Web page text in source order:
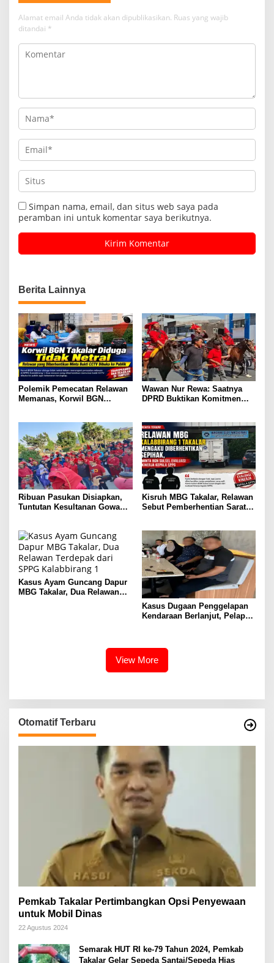
Alamat email Anda tidak akan dipublikasikan. Ruas yang wajib
ditandai *
Simpan nama, email, dan situs web saya pada
peramban ini untuk komentar saya berikutnya.
Berita Lainnya
Polemik Pemecatan Relawan
Memanas, Korwil BGN
Wawan Nur Rewa: Saatnya
DPRD Buktikan Komitmen
Ribuan Pasukan Disiapkan,
Tuntutan Kesultanan Gowa
Kisruh MBG Takalar, Relawan
Sebut Pemberhentian Sarat
Kasus Ayam Guncang Dapur
MBG Takalar, Dua Relawan
Kasus Dugaan Penggelapan
Kendaraan Berlanjut, Pelapor
View More
Otomatif Terbaru
Pemkab Takalar Pertimbangkan Opsi Penyewaan
untuk Mobil Dinas
22 Agustus 2024
Semarak HUT RI ke-79 Tahun 2024, Pemkab
Takalar Gelar Sepeda Santai/Sepeda Hias